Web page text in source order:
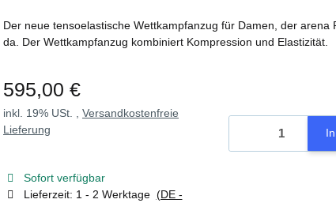
Der neue tensoelastische Wettkampfanzug für Damen, der arena
da. Der Wettkampfanzug kombiniert Kompression und Elastizität.
595,00 €
inkl. 19% USt. , Versandkostenfreie
Lieferung
Sofort verfügbar
Lieferzeit: 1 - 2 Werktage (DE -